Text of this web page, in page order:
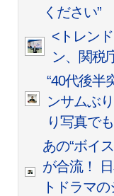
ください”
<トレン
ン、関税
“40代後半
ンサムぶ
り写真で
あの“ボイ
が合流！
トドラマ